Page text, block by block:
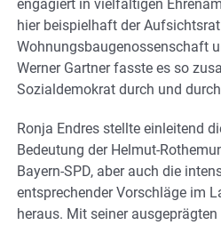
engagiert in vielfältigen
hier beispielhaft der
Wohnungsbaugenossenschaft
Werner Gartner fasste es so
Sozialdemokrat durch und
Ronja Endres stellte einleitend
Bedeutung der Helmut-
Bayern-SPD, aber auch die
entsprechender Vorschläge im
heraus. Mit seiner